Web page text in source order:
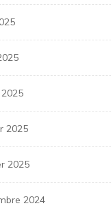
2025
2025
2024